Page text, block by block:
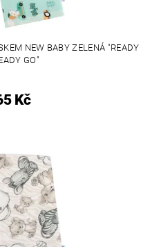
NEW BABY ZELENÁ "READY
GO"
Kč